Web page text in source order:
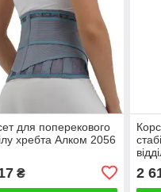
для поперекового
хребта Алком 2056
₴ 2